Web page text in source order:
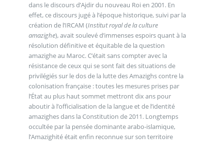
dans le discours d’Ajdir du nouveau Roi en 2001. En
effet, ce discours jugé à l’époque historique, suivi par la
création de l’IRCAM (Institut royal de la culture
amazighe), avait soulevé d’immenses espoirs quant à la
résolution définitive et équitable de la question
amazighe au Maroc. C’était sans compter avec la
résistance de ceux qui se sont fait des situations de
privilégiés sur le dos de la lutte des Amazighs contre la
colonisation française : toutes les mesures prises par
l’État au plus haut sommet mettront dix ans pour
aboutir à l’officialisation de la langue et de l’identité
amazighes dans la Constitution de 2011. Longtemps
occultée par la pensée dominante arabo-islamique,
l’Amazighité était enfin reconnue sur son territoire